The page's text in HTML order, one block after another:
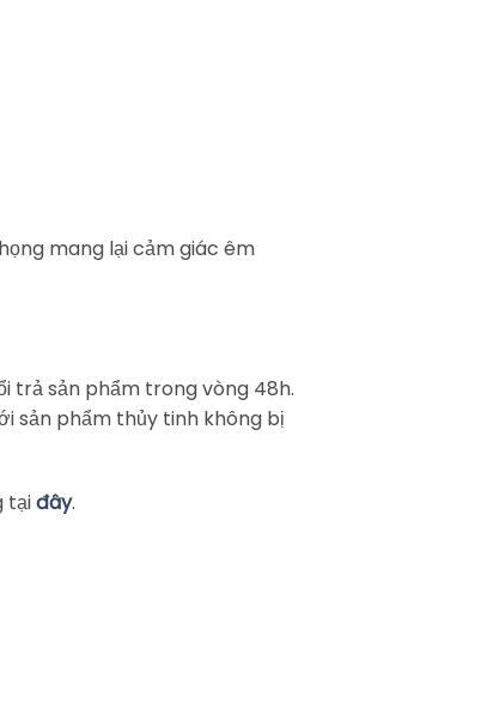
mang lại cảm giác êm
trả sản phẩm trong vòng 48h.
sản phẩm thủy tinh không bị
tạiđây.